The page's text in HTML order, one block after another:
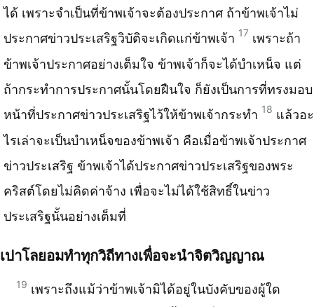
ได้ เพราะจำเป็​นที​่ข้าพเจ้าจะต้องประกาศ ถ้าข้าพเจ้าไม่
ประกาศข่าวประเสริฐวิบั​ติ​จะเกิดแก่​ข้าพเจ้า 17 เพราะถ้า
ข้าพเจ้าประกาศอย่างเต็มใจ ข้าพเจ้าก็จะได้​บำเหน็จ แต่​
ถ้ากระทำการประกาศนั้นโดยฝืนใจ ก็​ยังเป็นการที่ทรงมอบ
หน้าที่ประกาศข่าวประเสริฐไว้​ให้​ข้าพเจ้ากระทำ 18 แล​้วอะ
ไรเล่าจะเป็นบำเหน็จของข้าพเจ้า คือเมื่อข้าพเจ้าประกาศ
ข่าวประเสริฐ ข้าพเจ้าได้ประกาศข่าวประเสริฐของพระ
คริสต์โดยไม่คิดค่าจ้าง เพื่อจะไม่​ได้​ใช้​สิทธิ์​ในข่าว
ประเสริฐนั้นอย่างเต็​มท​ี่
เปาโลยอมทำทุกวิถีทางเพื่อจะนำจิตวิญญาณ
19 เพราะถึงแม้ว่าข้าพเจ้ามิ​ได้​อยู่​ในบังคับของผู้​ใด